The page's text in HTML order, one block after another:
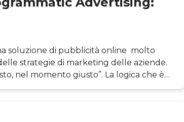
soluzione di pubblicità online molto
strategie di marketing delle aziende.
nel momento giusto”. La logica che è
su piattaforme tecnologiche che
il messaggio pubblicitario ad un